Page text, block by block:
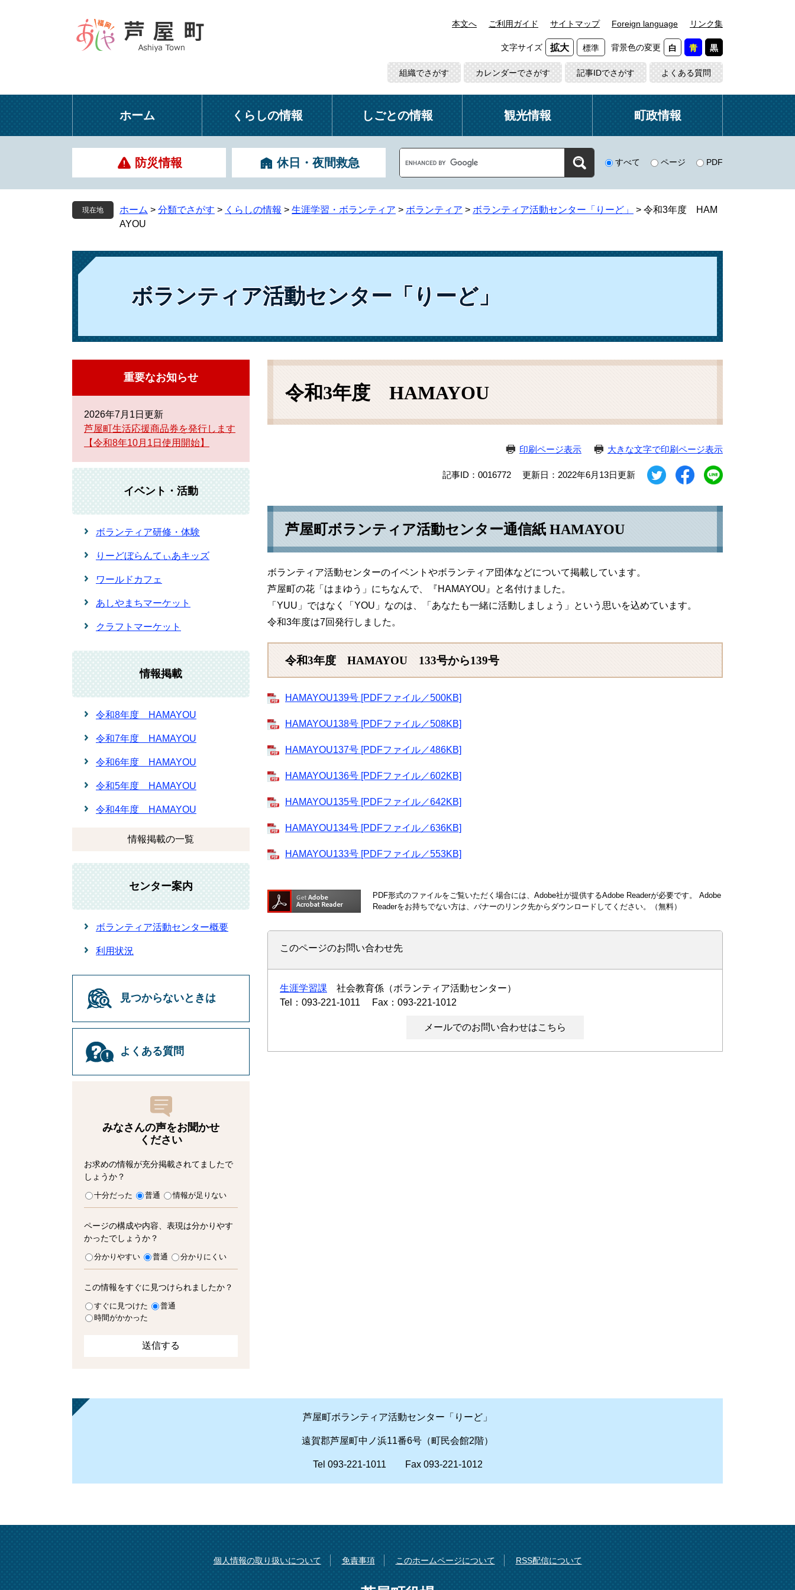
本
本文へ ご利用ガイド サイトマップ Foreign language リンク集
文字サイズ 拡大 標準 背景色の変更 白 青 黒
組織でさがす カレンダーでさがす 記事IDでさがす よくある質問
ホーム くらしの情報 しごとの情報 観光情報 町政情報
防災情報 休日・夜間救急
o
g
タ
索
すべて ページ PDF
現在地 ホーム > 分類でさがす > くらしの情報 > 生涯学習・ボランティア > ボランティア > ボランティア活動センター「りーど」 > 令和3年度 HAM
AYOU
ボランティア活動センター「りーど」
本
令和3年度 HAMAYOU
印刷ページ表示 大きな文字で印刷ページ表示
記事ID：0016772 更新日：2022年6月13日更新
芦屋町ボランティア活動センター通信紙 HAMAYOU
ボランティア活動センターのイベントやボランティア団体などについて掲載しています。
芦屋町の花「はまゆう」にちなんで、『HAMAYOU』と名付けました。
「YUU」ではなく「YOU」なのは、「あなたも一緒に活動しましょう」という思いを込めています。
令和3年度は7回発行しました。
令和3年度 HAMAYOU 133号から139号
HAMAYOU139号 [PDFファイル／500KB]
HAMAYOU138号 [PDFファイル／508KB]
HAMAYOU137号 [PDFファイル／486KB]
HAMAYOU136号 [PDFファイル／602KB]
HAMAYOU135号 [PDFファイル／642KB]
HAMAYOU134号 [PDFファイル／636KB]
HAMAYOU133号 [PDFファイル／553KB]
PDF形式のファイルをご覧いただく場合には、Adobe社が提供するAdobe Readerが必要です。
Adobe
Readerをお持ちでない方は、バナーのリンク先からダウンロードしてください。（無料）
このページのお問い合わせ先
生涯学習課
社会教育係（ボランティア活動センター）
Tel：093-221-1011
Fax：093-221-1012
メールでのお問い合わせはこちら
重要なお知らせ
2026年7月1日更新
芦屋町生活応援商品券を発行します
【令和8年10月1日使用開始】
イベント・活動
ボランティア研修・体験
りーどぼらんてぃあキッズ
ワールドカフェ
あしやまちマーケット
クラフトマーケット
情報掲載
令和8年度 HAMAYOU
令和7年度 HAMAYOU
令和6年度 HAMAYOU
令和5年度 HAMAYOU
令和4年度 HAMAYOU
情報掲載の一覧
センター案内
ボランティア活動センター概要
利用状況
見つからないときは
よくある質問
みなさんの声をお聞かせ
ください
お求めの情報が充分掲載されてましたで
しょうか？
十分だった 普通 情報が足りない
ページの構成や内容、表現は分かりやす
かったでしょうか？
分かりやすい 普通 分かりにくい
この情報をすぐに見つけられましたか？
すぐに見つけた
普通
時間がかかった
芦屋町ボランティア活動センター「りーど」
遠賀郡芦屋町中ノ浜11番6号（町民会館2階）
Tel 093-221-1011 Fax 093-221-1012
個人情報の取り扱いについて 免責事項 このホームページについて RSS配信について